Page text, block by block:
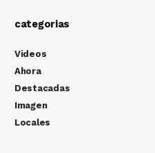
categorias
Videos
Ahora
Destacadas
Imagen
Locales